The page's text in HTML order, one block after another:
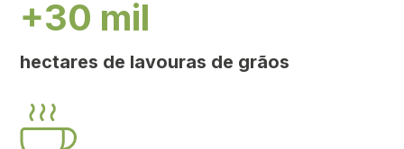
+30 mil
hectares de lavouras de grãos